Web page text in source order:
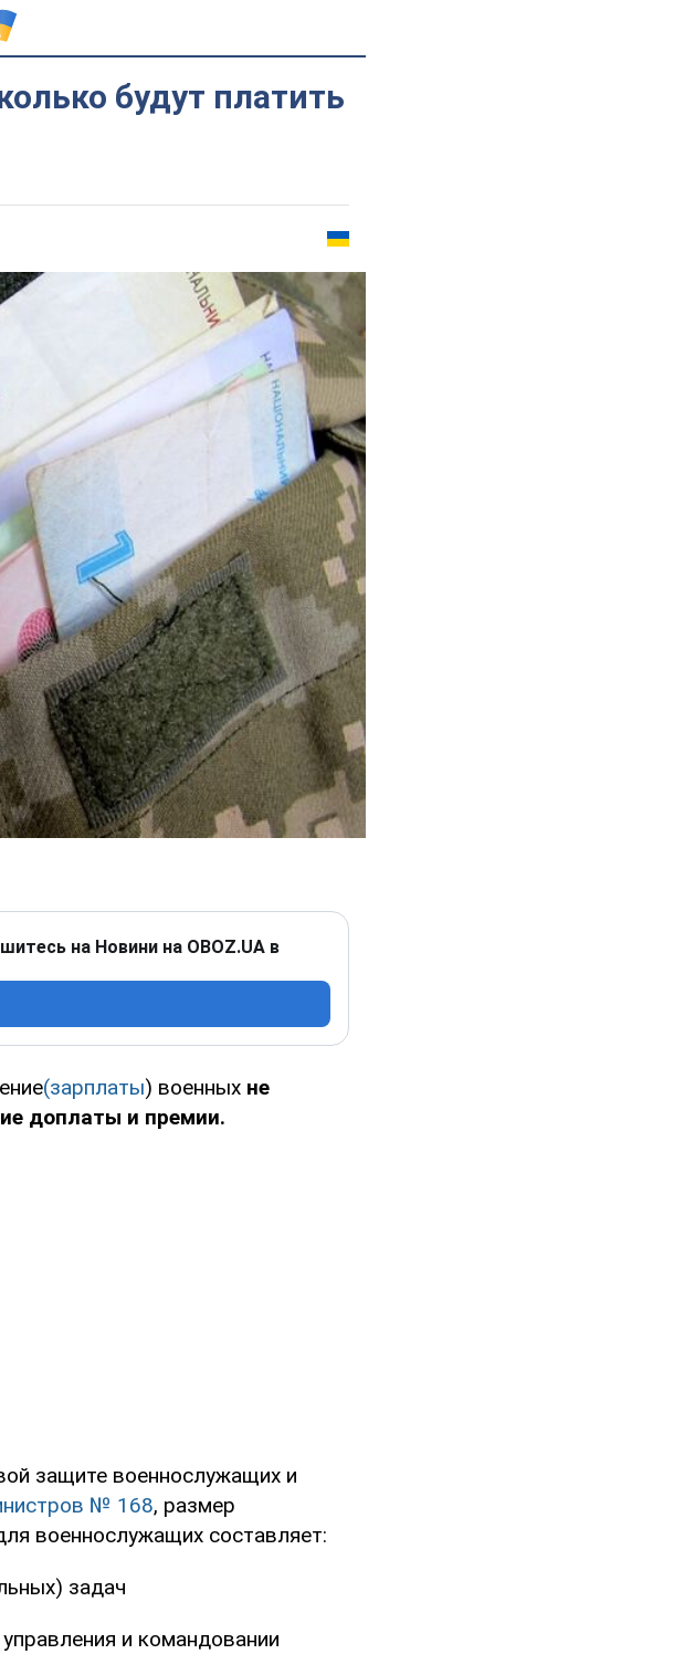
будут платить
на Новини на OBOZ.UA в
(зарплаты) военных не
доплаты и премии.
защите военнослужащих и
№ 168, размер
военнослужащих составляет:
задач
и командовании